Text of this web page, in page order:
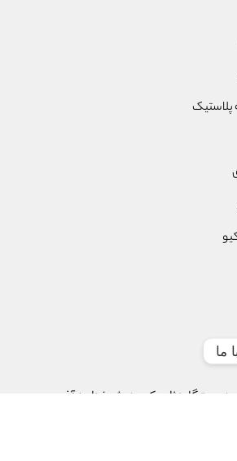
رستگار نژاد، کوچه شیخ زاده آذری،
ما